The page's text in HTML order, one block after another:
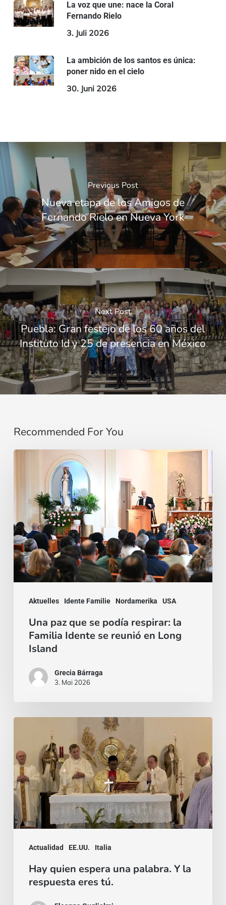
La voz que une: nace la Coral
Fernando Rielo
3. Juli 2026
La ambición de los santos es única:
poner nido en el cielo
30. Juni 2026
Previous Post
Nueva etapa de los Amigos de
Fernando Rielo en Nueva York
Next Post
Puebla: Gran festejo de los 60 años del
Instituto Id y 25 de presencia en México
Recommended For You
Aktuelles Idente Familie Nordamerika USA
podía
respirar:
la
Familia
reunió
Long
Island
Una paz que se podía respirar: la
Familia Idente se reunió en Long
Island
Grecia Bárraga
3. Mai 2026
Actualidad EE.UU. Italia
espera
una
palabra.
Y
la
Hay quien espera una palabra. Y la
respuesta eres tú.